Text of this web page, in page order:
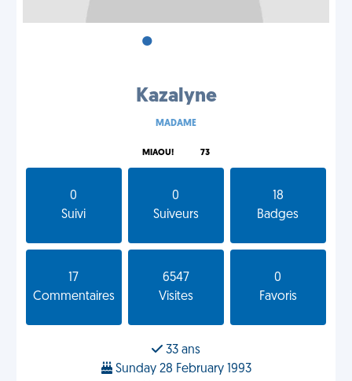
•
Kazalyne
MADAME
MIAOU! 73
0
Suivi
0
Suiveurs
18
Badges
17
Commentaires
6547
Visites
0
Favoris
33 ans
Sunday 28 February 1993